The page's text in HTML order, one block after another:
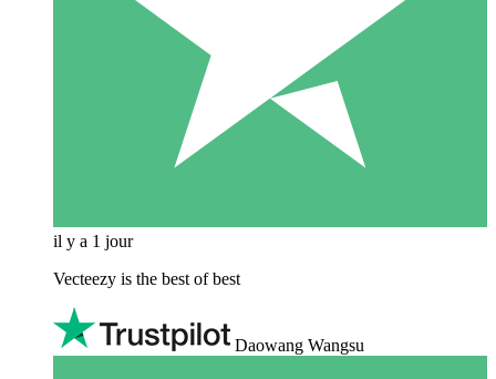
il y a 1 jour
Vecteezy is the best of best
Daowang Wangsu